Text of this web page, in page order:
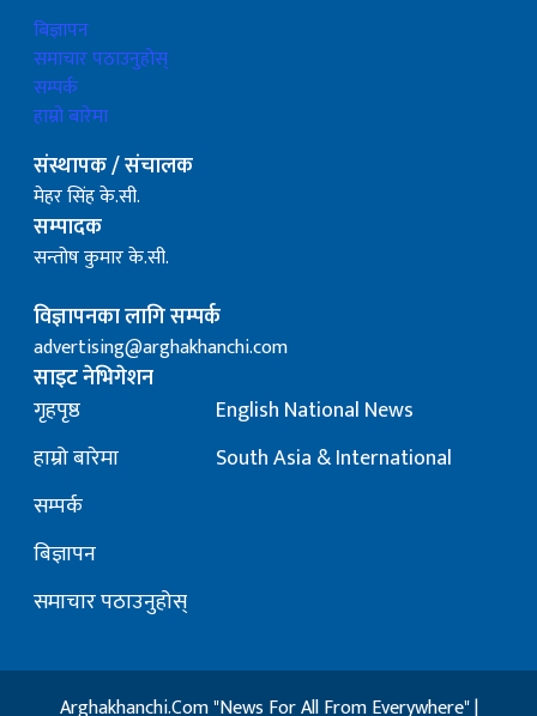
बिज्ञापन
समाचार पठाउनुहोस्
सम्पर्क
हाम्रो बारेमा
संस्थापक / संचालक
मेहर सिंह के.सी.
सम्पादक
सन्तोष कुमार के.सी.
विज्ञापनका लागि सम्पर्क
advertising@arghakhanchi.com
साइट नेभिगेशन
गृहपृष्ठ
हाम्रो बारेमा
सम्पर्क
बिज्ञापन
समाचार पठाउनुहोस्
English National News
South Asia & International
Arghakhanchi.Com "News For All From Everywhere" |